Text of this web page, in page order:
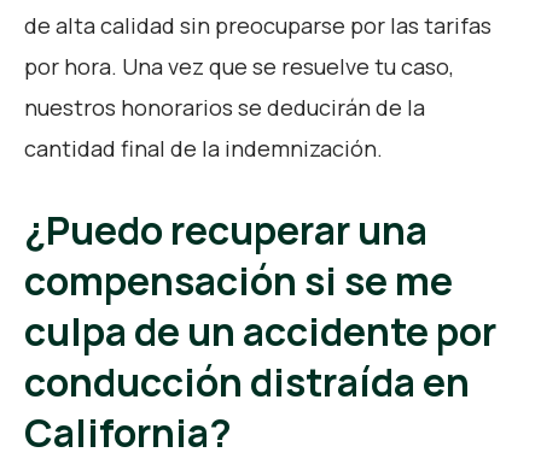
de alta calidad sin preocuparse por las tarifas
por hora. Una vez que se resuelve tu caso,
nuestros honorarios se deducirán de la
cantidad final de la indemnización.
¿Puedo recuperar una
compensación si se me
culpa de un accidente por
conducción distraída en
California?